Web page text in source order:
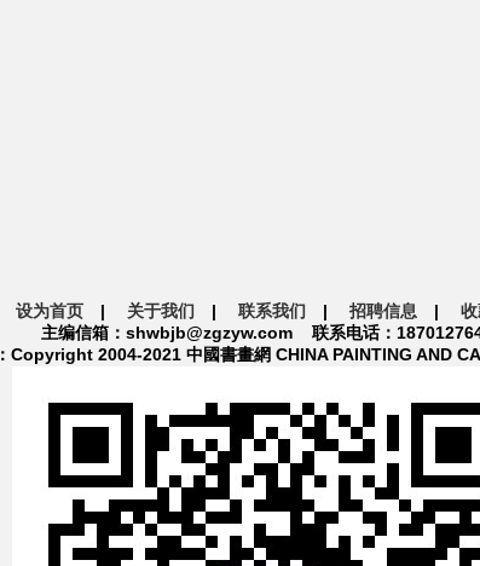
设为首页 | 关于我们 | 联系我们 | 招聘信息 |
主编信箱：shwbjb@zgzyw.com 联系电话：
Copyright 2004-2021 中國書畫網 CHINA PAINTING AND